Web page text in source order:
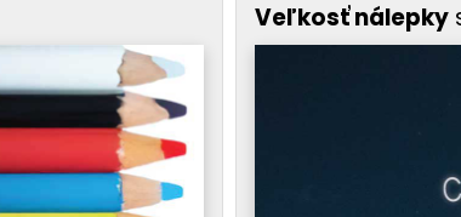
Veľkosť nálepky